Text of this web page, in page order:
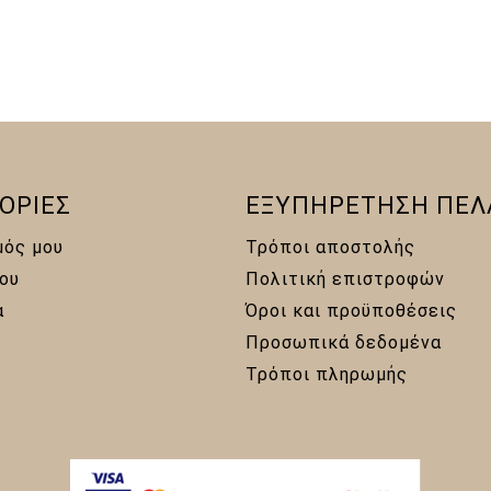
μου
ΕΞΥΠΗΡΕΤΗΣΗ
Τρόποι αποστολής
Πολιτική επιστροφών
Όροι και προϋποθέσεις
Προσωπικά δεδομένα
Τρόποι πληρωμής